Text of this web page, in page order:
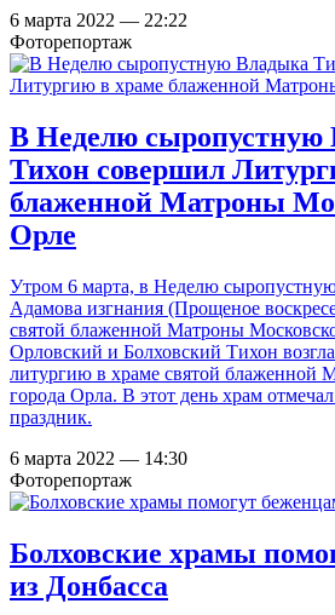
6 марта 2022 — 22:22
Фоторепортаж
В Неделю сыропустную
Тихон совершил
блаженной Матроны
Орле
Утром 6 марта, в Неделю
Адамова изгнания (Прощеное
святой блаженной Матроны
Орловский и Болховский Тихон
литургию в храме святой блаженной
города Орла. В этот день храм
праздник.
6 марта 2022 — 14:30
Фоторепортаж
Болховские храмы
из Донбасса